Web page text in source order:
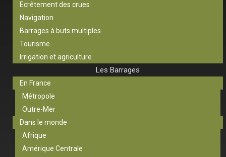
Ecrêtement des crues
Navigation
Barrages à buts multiples
Tourisme
Irrigation et agriculture
Les Barrages
En France
Métropole
Outre-Mer
Dans le monde
Afrique
Amérique Centrale